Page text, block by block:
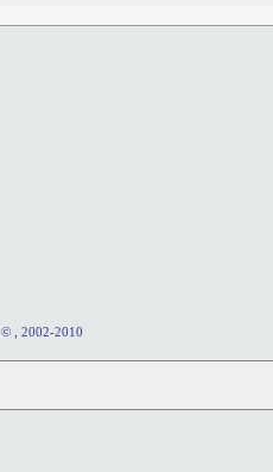
© , 2002-2010